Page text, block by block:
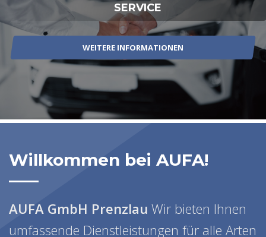
SERVICE
WEITERE INFORMATIONEN
Willkommen bei AUFA!
AUFA GmbH Prenzlau Wir bieten Ihnen
umfassende Dienstleistungen für alle Arten